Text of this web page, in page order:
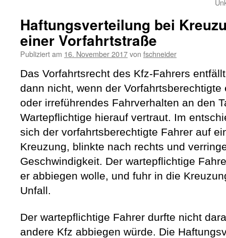
Haftungsverteilung bei
einer Vorfahrtstraße
Publiziert am 16. November 2017von fschneider
Das Vorfahrtsrecht des Kfz-Fahrers
dann nicht, wenn der
oder irreführendes Fahrverhalten an den
Wartepflichtige hierauf vertraut. Im
sich der vorfahrtsberechtigte Fahrer auf
Kreuzung, blinkte nach rechts und
Geschwindigkeit. Der wartepflichtige
er abbiegen wolle, und fuhr in die
Unfall.
Der wartepflichtige Fahrer durfte nicht
andere Kfz abbiegen würde. Die